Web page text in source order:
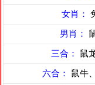
女肖：
男肖：
三合： 鼠
六合： 鼠牛